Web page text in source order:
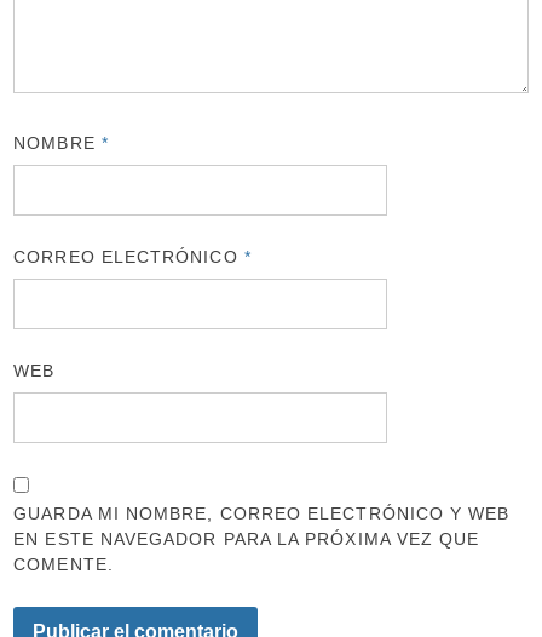
NOMBRE *
CORREO ELECTRÓNICO *
WEB
GUARDA MI NOMBRE, CORREO ELECTRÓNICO Y WEB
EN ESTE NAVEGADOR PARA LA PRÓXIMA VEZ QUE
COMENTE.